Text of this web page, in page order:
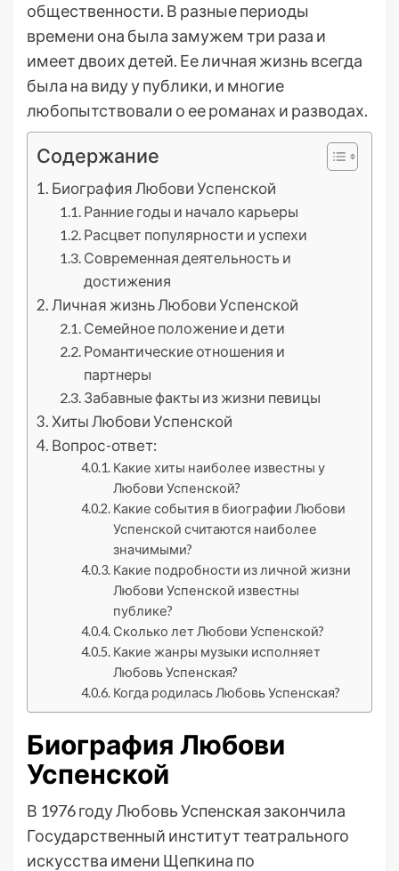
общественности. В разные периоды
времени она была замужем три раза и
имеет двоих детей. Ее личная жизнь всегда
была на виду у публики, и многие
любопытствовали о ее романах и разводах.
Содержание
Биография Любови Успенской
Ранние годы и начало карьеры
Расцвет популярности и успехи
Современная деятельность и
достижения
Личная жизнь Любови Успенской
Семейное положение и дети
Романтические отношения и
партнеры
Забавные факты из жизни певицы
Хиты Любови Успенской
Вопрос-ответ:
Какие хиты наиболее известны у
Любови Успенской?
Какие события в биографии Любови
Успенской считаются наиболее
значимыми?
Какие подробности из личной жизни
Любови Успенской известны
публике?
Сколько лет Любови Успенской?
Какие жанры музыки исполняет
Любовь Успенская?
Когда родилась Любовь Успенская?
Биография Любови
Успенской
В 1976 году Любовь Успенская закончила
Государственный институт театрального
искусства имени Щепкина по